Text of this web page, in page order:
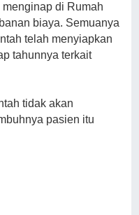
di Rumah
biaya. Semuanya
telah menyiapkan
tahunnya terkait
tidak akan
pasien itu